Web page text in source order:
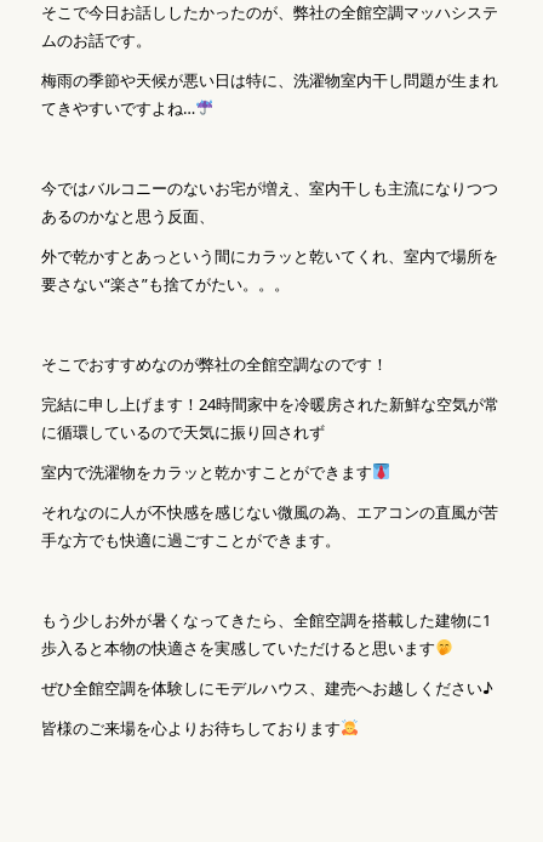
そこで今日お話ししたかったのが、弊社の全館空調マッハシステ
ムのお話です。
梅雨の季節や天候が悪い日は特に、洗濯物室内干し問題が生まれ
てきやすいですよね…
今ではバルコニーのないお宅が増え、室内干しも主流になりつつ
あるのかなと思う反面、
外で乾かすとあっという間にカラッと乾いてくれ、室内で場所を
要さない“楽さ”も捨てがたい。。。
そこでおすすめなのが弊社の全館空調なのです！
完結に申し上げます！24時間家中を冷暖房された新鮮な空気が常
に循環しているので天気に振り回されず
室内で洗濯物をカラッと乾かすことができます
それなのに人が不快感を感じない微風の為、エアコンの直風が苦
手な方でも快適に過ごすことができます。
もう少しお外が暑くなってきたら、全館空調を搭載した建物に1
歩入ると本物の快適さを実感していただけると思います
ぜひ全館空調を体験しにモデルハウス、建売へお越しください♪
皆様のご来場を心よりお待ちしております